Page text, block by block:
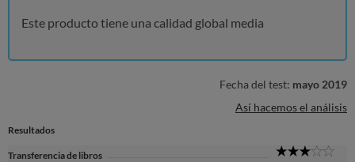
Este producto tiene una calidad global media
Fecha del test: mayo 2019
Así hacemos el análisis
Resultados
Transferencia de libros